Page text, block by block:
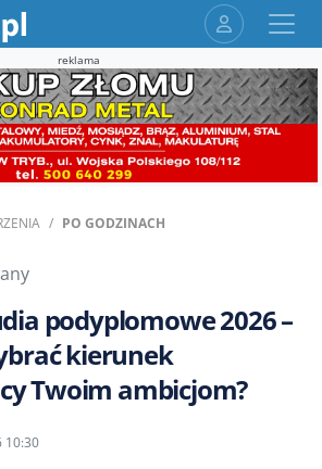
reklama
PO GODZINACH
podyplomowe 2026 –
kierunek
Twoim ambicjom?
10:30